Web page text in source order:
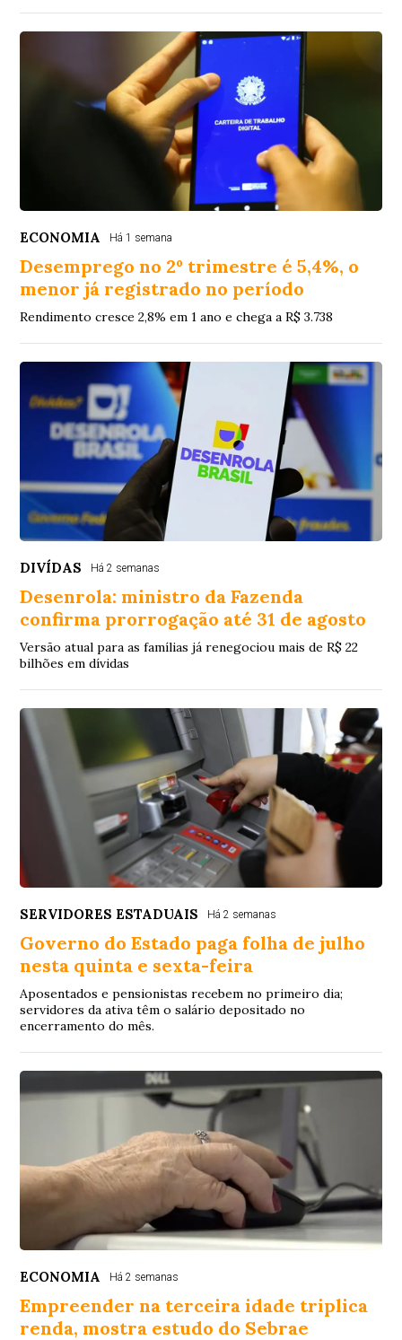
ECONOMIA Há 1 semana
Desemprego no 2º trimestre é 5,4%, o
menor já registrado no período
Rendimento cresce 2,8% em 1 ano e chega a R$ 3.738
DIVÍDAS Há 2 semanas
Desenrola: ministro da Fazenda
confirma prorrogação até 31 de agosto
Versão atual para as famílias já renegociou mais de R$ 22
bilhões em dívidas
SERVIDORES ESTADUAIS Há 2 semanas
Governo do Estado paga folha de julho
nesta quinta e sexta-feira
Aposentados e pensionistas recebem no primeiro dia;
servidores da ativa têm o salário depositado no
encerramento do mês.
ECONOMIA Há 2 semanas
Empreender na terceira idade triplica
renda, mostra estudo do Sebrae